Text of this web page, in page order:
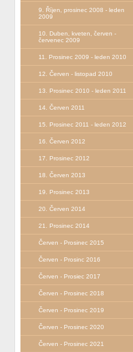
9. Říjen, prosinec 2008 - leden
2009
10. Duben, kveten, červen -
červenec 2009
11. Prosinec 2009 - leden 2010
12. Červen - listopad 2010
13. Prosinec 2010 - leden 2011
14. Červen 2011
15. Prosinec 2011 - leden 2012
16. Červen 2012
17. Prosinec 2012
18. Červen 2013
19. Prosinec 2013
20. Červen 2014
21. Prosinec 2014
Červen - Prosinec 2015
Červen - Prosinc 2016
Červen - Prosiec 2017
Červen - Prosinec 2018
Červen - Prosinec 2019
Červen - Prosinec 2020
Červen - Prosinec 2021